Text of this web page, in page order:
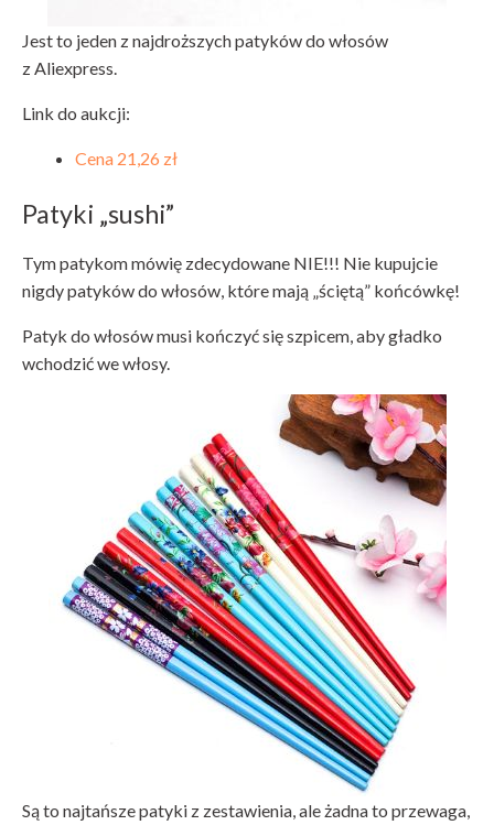
Jest to jeden z najdroższych patyków do włosów
z Aliexpress.
Link do aukcji:
Cena 21,26 zł
Patyki „sushi”
Tym patykom mówię zdecydowane NIE!!! Nie kupujcie
nigdy patyków do włosów, które mają „ściętą” końcówkę!
Patyk do włosów musi kończyć się szpicem, aby gładko
wchodzić we włosy.
Są to najtańsze patyki z zestawienia, ale żadna to przewaga,